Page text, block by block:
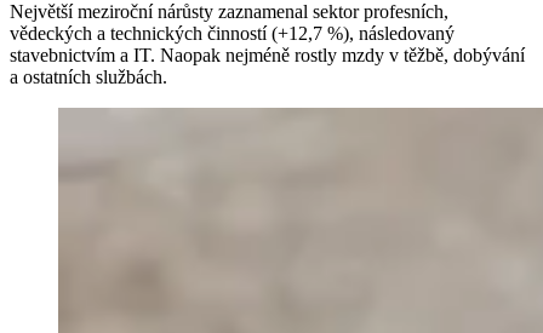
Největší meziroční nárůsty zaznamenal sektor profesních,
vědeckých a technických činností (+12,7 %), následovaný
stavebnictvím a IT. Naopak nejméně rostly mzdy v těžbě, dobývání
a ostatních službách.